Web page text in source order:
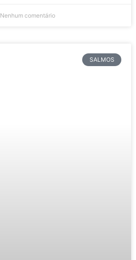
Nenhum comentário
SALMOS